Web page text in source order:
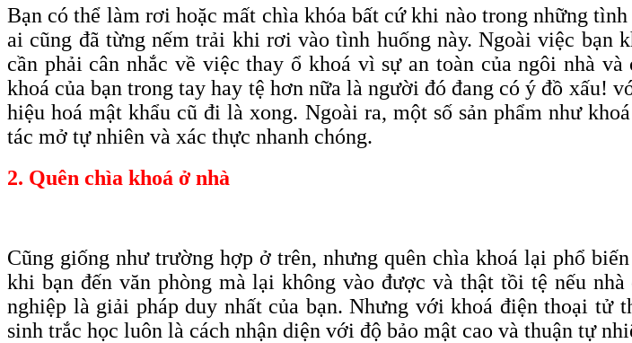
Bạn có thể làm rơi hoặc mất chìa khóa bất cứ khi nào trong những
ai cũng đã từng nếm trải khi rơi vào tình huống này. Ngoài việc bạn
cần phải cân nhắc về việc thay ổ khoá vì sự an toàn của ngôi nhà
khoá của bạn trong tay hay tệ hơn nữa là người đó đang có ý đồ xấu!
hiệu hoá mật khẩu cũ đi là xong. Ngoài ra, một số sản phẩm như
tác mở tự nhiên và xác thực nhanh chóng.
2. Quên chìa khoá ở nhà
Cũng giống như trường hợp ở trên, nhưng quên chìa khoá lại phổ
khi bạn đến văn phòng mà lại không vào được và thật tồi tệ nếu
nghiệp là giải pháp duy nhất của bạn. Nhưng với khoá điện thoại tử
sinh trắc học luôn là cách nhận diện với độ bảo mật cao và thuận tự